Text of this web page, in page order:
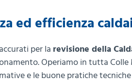
ed efficienza
per la revisione della
Operiamo in tutta
e le buone pratiche